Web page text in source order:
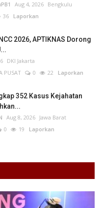
Aug 4, 2026 Bengkulu
36 Laporkan
2026, APTIKNAS Dorong
DKI Jakarta
PUSAT
0 22 Laporkan
352 Kasus Kejahatan
Aug 8, 2026 Jawa Barat
0 19 Laporkan